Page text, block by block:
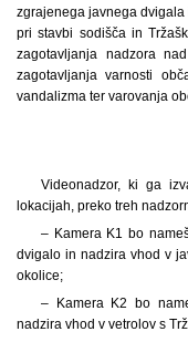
zgrajenega javnega
pri stavbi sodišča in
zagotavljanja nadzora
zagotavljanja varnosti
vandalizma ter varovanja
Videonadzor, ki ga
lokacijah, preko treh
– Kamera K1 bo
dvigalo in nadzira vhod v
okolice;
– Kamera K2 bo
nadzira vhod v vetrolov s